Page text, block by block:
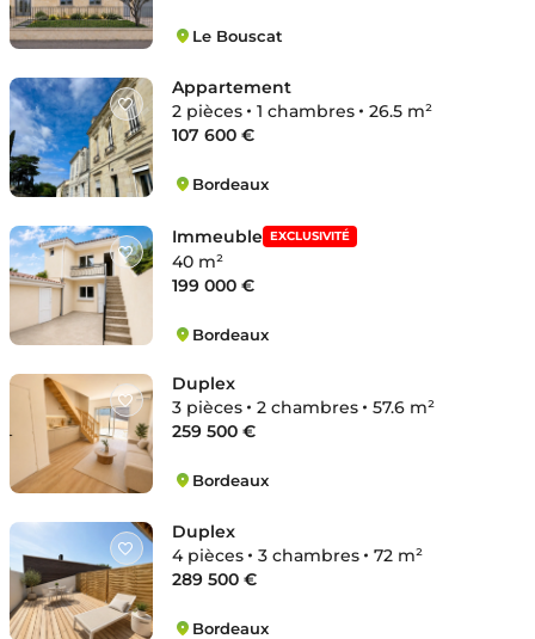
Le Bouscat
Appartement
2 pièces
1 chambres
26.5 m²
107 600 €
Bordeaux
Immeuble EXCLUSIVITÉ
40 m²
199 000 €
Bordeaux
Duplex
3 pièces
2 chambres
57.6 m²
259 500 €
Bordeaux
Duplex
4 pièces
3 chambres
72 m²
289 500 €
Bordeaux